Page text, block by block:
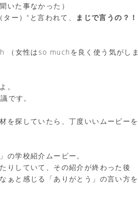
いた事なかった）
ー）"と言われて、 まじで言うの？！
（女性はso muchを良く使う気がしま
。
です。
を探していたら、丁度いいムービーを
の学校紹介ムービー。
りしていて、その紹介が終わった後
ぁと感じる「ありがとう」の言い方を